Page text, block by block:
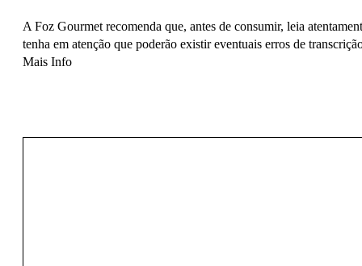
A Foz Gourmet recomenda que, antes de consumir, leia
tenha em atenção que poderão existir eventuais erros de
Mais Info